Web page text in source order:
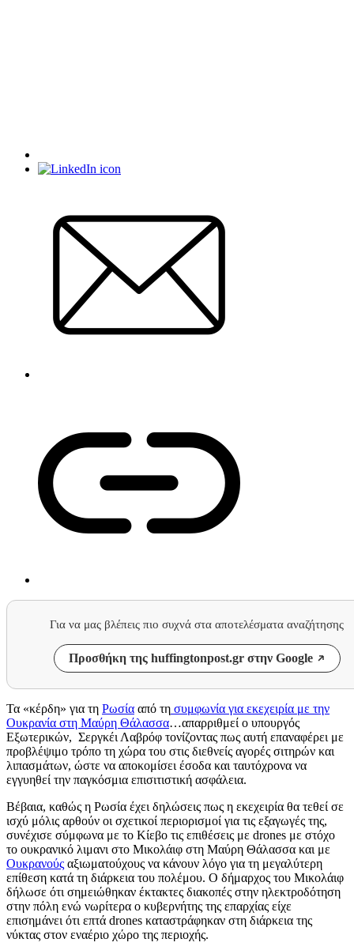
Για να μας βλέπεις πιο συχνά στα αποτελέσματα αναζήτησης
Προσθήκη της huffingtonpost.gr στην Google
Τα «κέρδη» για τη Ρωσία από τη συμφωνία για εκεχειρία με την
Ουκρανία στη Μαύρη Θάλασσα…απαρριθμεί ο υπουργός
Εξωτερικών, Σεργκέι Λαβρόφ τονίζοντας πως αυτή επαναφέρει με
προβλέψιμο τρόπο τη χώρα του στις διεθνείς αγορές σιτηρών και
λιπασμάτων, ώστε να αποκομίσει έσοδα και ταυτόχρονα να
εγγυηθεί την παγκόσμια επισιτιστική ασφάλεια.
Βέβαια, καθώς η Ρωσία έχει δηλώσεις πως η εκεχειρία θα τεθεί σε
ισχύ μόλις αρθούν οι σχετικοί περιορισμοί για τις εξαγωγές της,
συνέχισε σύμφωνα με το Κίεβο τις επιθέσεις με drones με στόχο
το ουκρανικό λιμανι στο Μικολάιφ στη Μαύρη Θάλασσα και με
Ουκρανούς αξιωματούχους να κάνουν λόγο για τη μεγαλύτερη
επίθεση κατά τη διάρκεια του πολέμου. Ο δήμαρχος του Μικολάιφ
δήλωσε ότι σημειώθηκαν έκτακτες διακοπές στην ηλεκτροδότηση
στην πόλη ενώ νωρίτερα ο κυβερνήτης της επαρχίας είχε
επισημάνει ότι επτά drones καταστράφηκαν στη διάρκεια της
νύκτας στον εναέριο χώρο της περιοχής.